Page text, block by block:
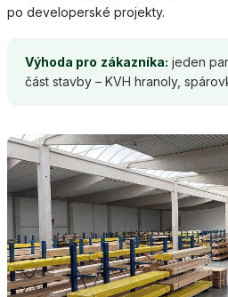
po developerské projekty.
Výhoda pro zákazníka: jeden
část stavby – KVH hranoly,